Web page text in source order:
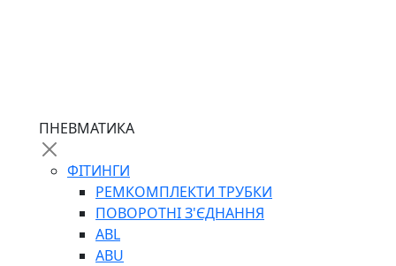
ПНЕВМАТИКА
ФІТИНГИ
РЕМКОМПЛЕКТИ ТРУБКИ
ПОВОРОТНІ З'ЄДНАННЯ
ABL
ABU